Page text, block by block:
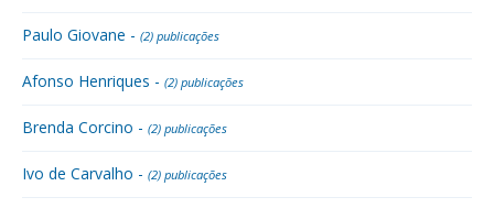
Paulo Giovane - (2) publicações
Afonso Henriques - (2) publicações
Brenda Corcino - (2) publicações
Ivo de Carvalho - (2) publicações